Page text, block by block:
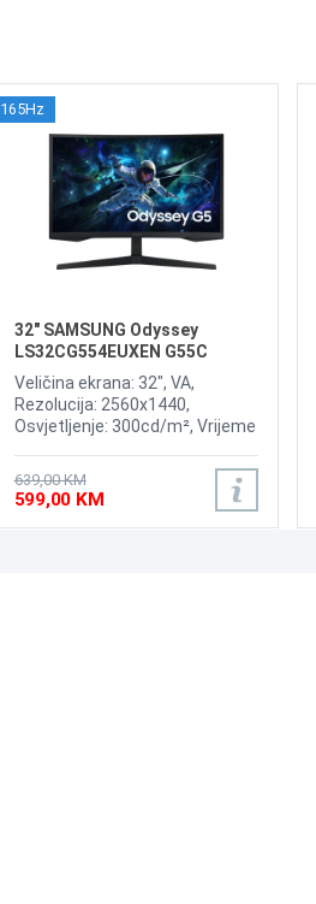
165Hz
32" SAMSUNG Odyssey
LS32CG554EUXEN G55C
165Hz Gaming Curved Display
Veličina ekrana: 32", VA,
Rezolucija: 2560x1440,
Osvjetljenje: 300cd/m², Vrijeme
165Hz, HDR10, AMD FreeSync
Premium Pro, 1000R Curvature,
Priključci: HDMI, DisplayPort
639,00 KM
599,00 KM